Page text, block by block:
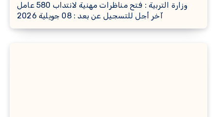
وزارة التربية : فتح مناظرات مهنية لانتداب 580 عامل
آخر أجل للتسجيل عن بعد : 08 جويلية 2026